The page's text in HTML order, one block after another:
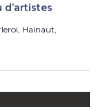
d’artistes
Hainaut,